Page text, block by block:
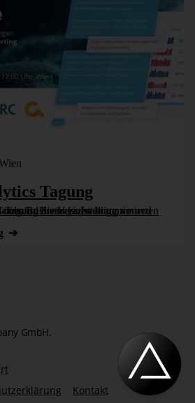
Tagung
Wie jedes Jahr wird die Veranstaltung vom Controller Institut und dem Business [...]
GmbH.
Kontakt